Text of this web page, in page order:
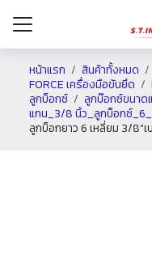
หน้าแรก สินค้าทั้งหมด
FORCE เครื่องมือขันยึด
ลูกบ็อกซ์
ลูกบ๊อกซ์ขนาด
แกน_3/8 นิ้ว_ลูกบ็อกซ์_6_
ลูกบ็อกยาว 6 เหลี่ยม 3/8″เ